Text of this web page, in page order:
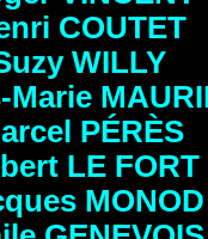
COUTET
WILLY
Marie
PÉRÈS
LE FORT
MONOD